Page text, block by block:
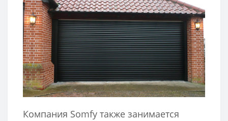
Компания Somfy также занимается